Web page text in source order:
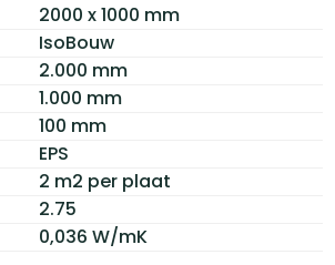
2000 x 1000 mm
IsoBouw
2.000 mm
1.000 mm
100 mm
EPS
2 m2 per plaat
2.75
0,036 W/mK